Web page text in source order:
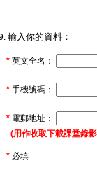
輸入你的資料：
* 英文全名：
* 手機號碼：
* 電郵地址：
(用作收取下載課堂錄
* 必填